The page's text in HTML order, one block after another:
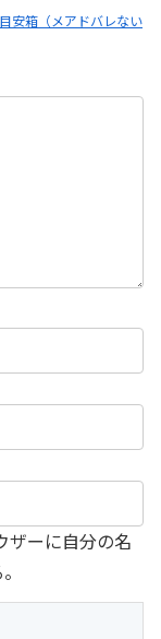
安箱（メアドバレない
ザーに自分の名